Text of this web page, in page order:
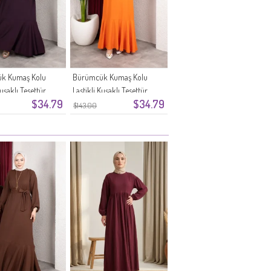
$34.79
Kumaş Kolu
Tesettür
07 Mürdüm
$143.00 $34.79
Bürümcük Kumaş Kolu
Lastikli Kuşaklı Tesettür
Elbise 0911-06 Oranj